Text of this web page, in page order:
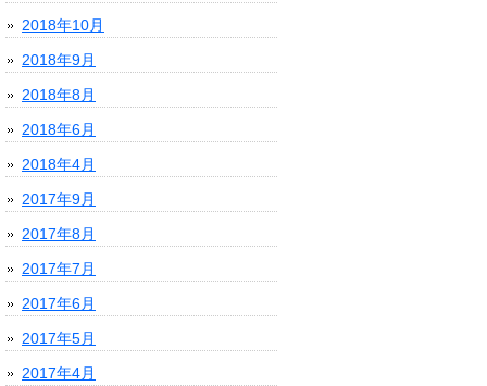
2018年10月
2018年9月
2018年8月
2018年6月
2018年4月
2017年9月
2017年8月
2017年7月
2017年6月
2017年5月
2017年4月